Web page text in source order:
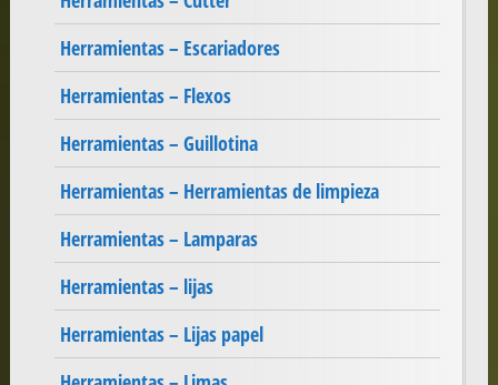
Herramientas – Escariadores
Herramientas – Flexos
Herramientas – Guillotina
Herramientas – Herramientas de limpieza
Herramientas – Lamparas
Herramientas – lijas
Herramientas – Lijas papel